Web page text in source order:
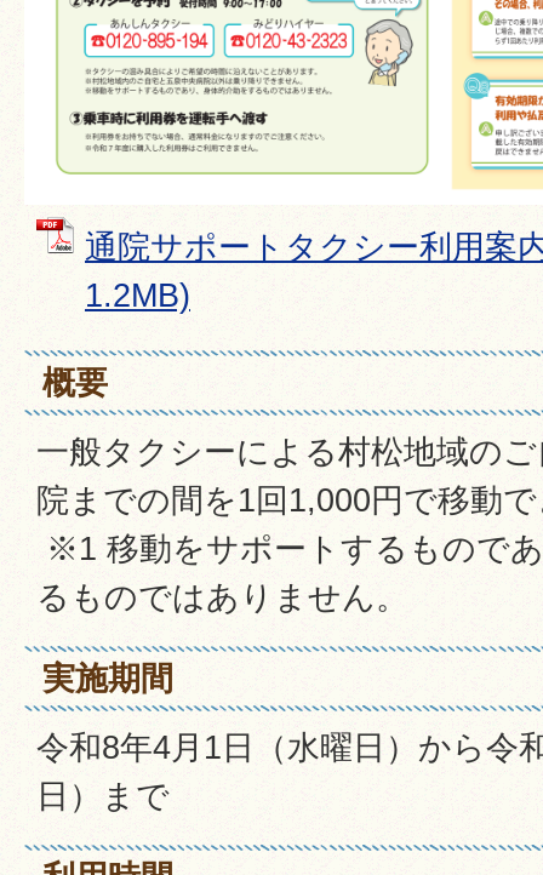
通院サポートタクシー利用案
1.2MB)
概要
一般タクシーによる村松地域の
院までの間を1回1,000円で移動
※1 移動をサポートするもので
るものではありません。
実施期間
令和8年4月1日（水曜日）から令
日）まで